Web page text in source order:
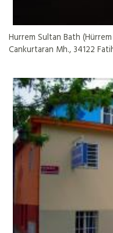
Hurrem Sultan Bath (Hürrem
Cankurtaran Mh., 34122